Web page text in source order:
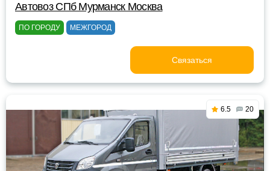
Автовоз СПб Мурманск Москва
ПО ГОРОДУ МЕЖГОРОД
Связаться
6.5 20